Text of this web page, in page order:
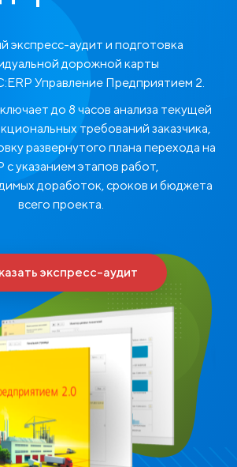
экспресс-аудит и подготовка
дорожной карты
Управление Предприятием 2.
до 8 часов анализа текущей
требований заказчика,
развернутого плана перехода на
с указанием этапов работ,
доработок, сроков и бюджета
всего проекта.
экспресс-аудит